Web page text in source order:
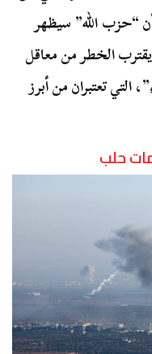
“حزب الله” سيظهر
الخطر من معاقل
التي تعتبران من أبرز
حلب